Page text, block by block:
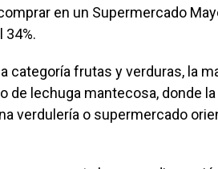
en un Supermercado
34%.
categoría frutas y verduras, la
de lechuga mantecosa, donde
verdulería o supermercado